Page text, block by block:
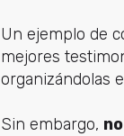
Un ejemplo de
mejores
organizándolas
Sin embargo,